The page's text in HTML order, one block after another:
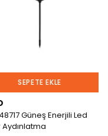
SEPETE EKLE
Güneş Enerjili Led